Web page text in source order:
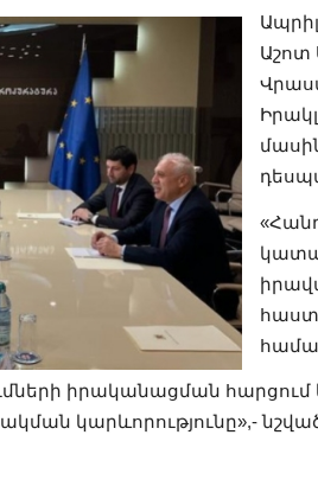
Աշոտ
իրականացման
կարևորությունը»,-